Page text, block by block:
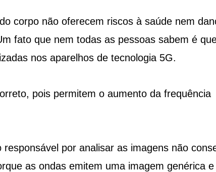
corpo não oferecem riscos à saúde nem
fato que nem todas as pessoas sabem é
nos aparelhos de tecnologia 5G.
pois permitem o aumento da frequência
por analisar as imagens não
as ondas emitem uma imagem genérica e